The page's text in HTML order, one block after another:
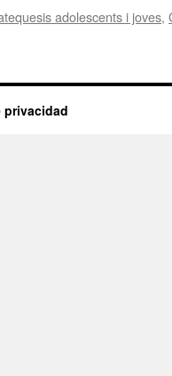
adolescents i joves,
privacidad